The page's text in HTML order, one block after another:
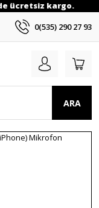
ücretsiz kargo.
0(535) 290 27 93
ARA